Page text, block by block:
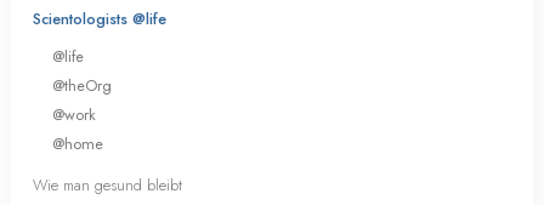
Scientologists @life
@life
@theOrg
@work
@home
Wie man gesund bleibt